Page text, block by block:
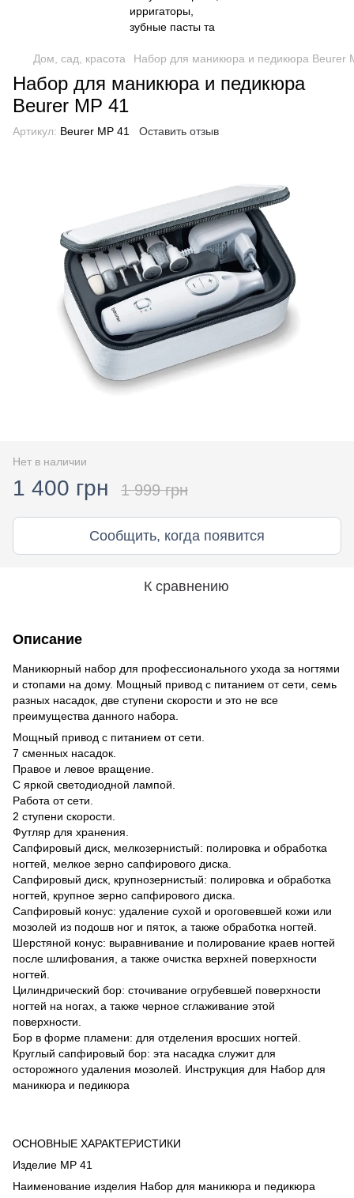
Дом, сад, красота Набор для маникюра и педикюра Beurer
Набор для маникюра и педикюра
Beurer MP 41
Артикул: Beurer MP 41 Оставить отзыв
Нет в наличии
1 400 грн 1 999 грн
Сообщить, когда появится
К сравнению
Описание
Маникюрный набор для профессионального ухода за ногтями
и стопами на дому. Мощный привод с питанием от сети, семь
разных насадок, две ступени скорости и это не все
преимущества данного набора.
Мощный привод с питанием от сети.
7 сменных насадок.
Правое и левое вращение.
С яркой светодиодной лампой.
Работа от сети.
2 ступени скорости.
Футляр для хранения.
Сапфировый диск, мелкозернистый: полировка и обработка
ногтей, мелкое зерно сапфирового диска.
Сапфировый диск, крупнозернистый: полировка и обработка
ногтей, крупное зерно сапфирового диска.
Сапфировый конус: удаление сухой и ороговевшей кожи или
мозолей из подошв ног и пяток, а также обработка ногтей.
Шерстяной конус: выравнивание и полирование краев ногтей
после шлифования, а также очистка верхней поверхности
ногтей.
Цилиндрический бор: сточивание огрубевшей поверхности
ногтей на ногах, а также черное сглаживание этой
поверхности.
Бор в форме пламени: для отделения вросших ногтей.
Круглый сапфировый бор: эта насадка служит для
осторожного удаления мозолей. Инструкция для Набор для
маникюра и педикюра
ОСНОВНЫЕ ХАРАКТЕРИСТИКИ
Изделие MP 41
Наименование изделия Набор для маникюра и педикюра